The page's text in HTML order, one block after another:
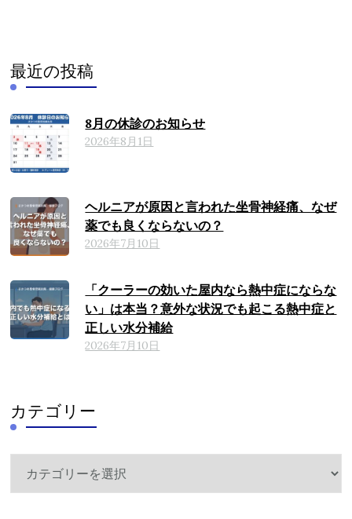
最近の投稿
8月の休診のお知らせ
2026年8月1日
ヘルニアが原因と言われた坐骨神経痛、なぜ
薬でも良くならないの？
2026年7月10日
「クーラーの効いた屋内なら熱中症にならな
い」は本当？意外な状況でも起こる熱中症と
正しい水分補給
2026年7月10日
カテゴリー